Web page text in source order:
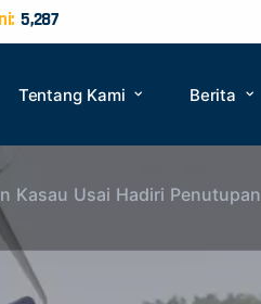
5,287
Tentang Kami Berita
Kasau Usai Hadiri Penutupan